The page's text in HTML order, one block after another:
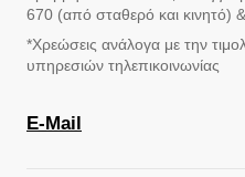
670 (από σταθερό και
*Χρεώσεις ανάλογα με την
υπηρεσιών τηλεπικοινωνίας
E-Mail